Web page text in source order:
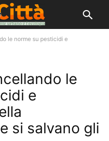
le norme su pesticidi e
le
e
si salvano gli